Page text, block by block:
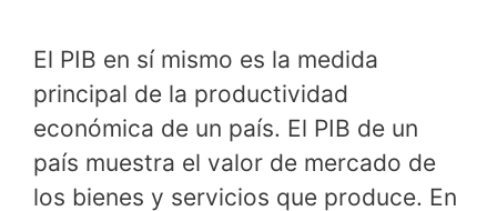
El PIB en sí mismo es la medida
principal de la productividad
económica de un país. El PIB de un
país muestra el valor de mercado de
los bienes y servicios que produce. En